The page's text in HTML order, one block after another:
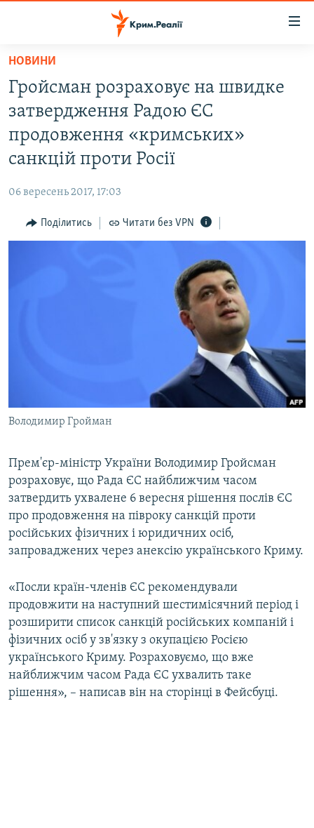
Перейти
основного
матеріалу
до
основної
Перейти
пошуку
ВОДА.КРИМ
ВІДЕО ТА ФОТО
ПОЛІТИКА
ПОГЛЯД
ІНТЕРВ'Ю
Усі сайти RFE/RL
НОВИНИ
Гройсман розраховує на швидке
затвердження Радою ЄС
продовження «кримських»
санкцій проти Росії
06 вересень 2017, 17:03
Поділитись Читати без VPN
Володимир Гройман
Прем'єр-міністр України Володимир Гройсман
розраховує, що Рада ЄС найближчим часом
затвердить ухвалене 6 вересня рішення послів ЄС
про продовження на півроку санкцій проти
російських фізичних і юридичних осіб,
запроваджених через анексію українського Криму.
«Посли країн-членів ЄС рекомендували
продовжити на наступний шестимісячний період і
розширити список санкцій російських компаній і
фізичних осіб у зв'язку з окупацією Росією
українського Криму. Розраховуємо, що вже
найближчим часом Рада ЄС ухвалить таке
рішення», – написав він на сторінці в Фейсбуці.